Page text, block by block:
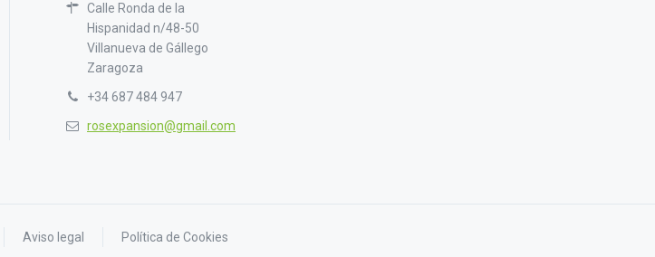
Calle Ronda de la
Hispanidad n/48-50
Villanueva de Gállego
Zaragoza
+34 687 484 947
rosexpansion@gmail.com
Aviso legal Política de Cookies